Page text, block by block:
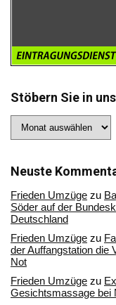
Stöbern Sie in
Sie
Archiv
Neuste
Frieden Umzüge zu
Söder auf der
Deutschland
Frieden Umzüge zu
der Auffangstation die
Not
Frieden Umzüge zu
Gesichtsmassage bei